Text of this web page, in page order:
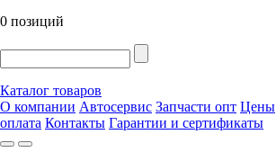
0 позиций
Каталог товаров
О компании Автосервис Запчасти опт Цены
оплата Контакты Гарантии и сертификаты